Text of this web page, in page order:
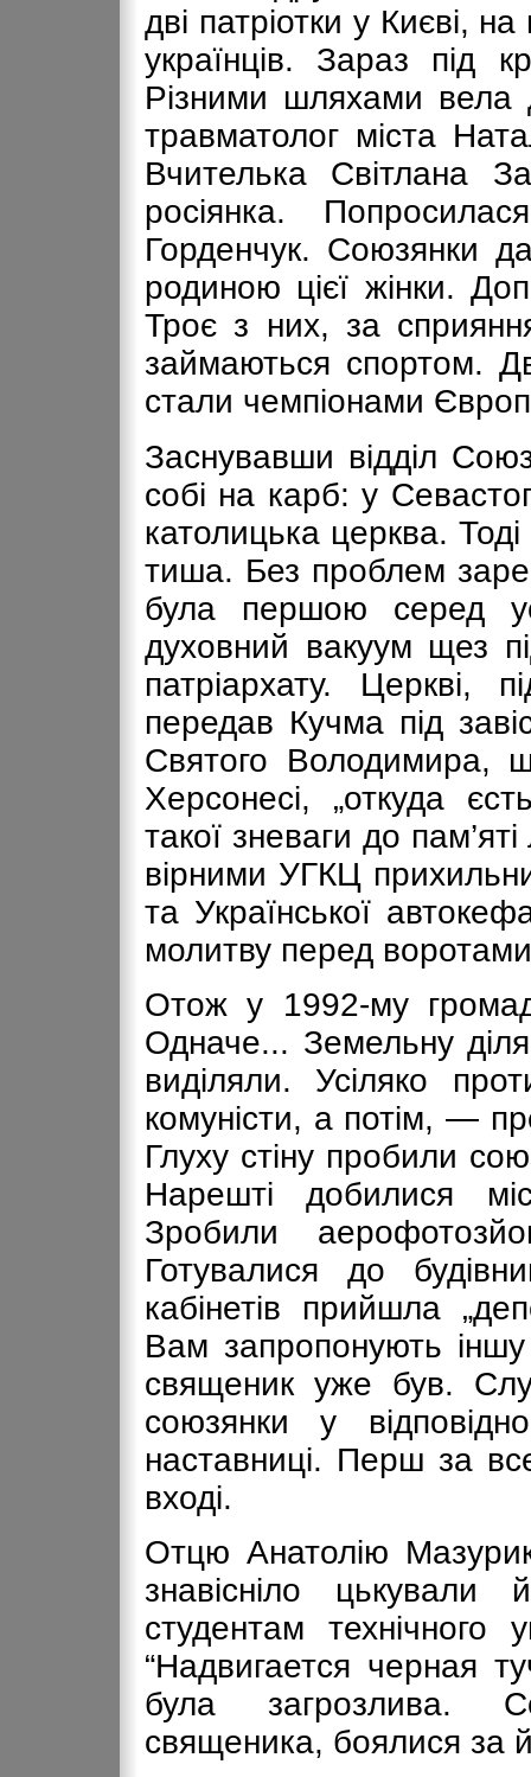
дві патріотки у Києві,
українців. Зараз під
Різними шляхами вела
травматолог міста
Вчителька Світлана
росіянка.
Горденчук. Союзянки
родиною цієї жінки.
Троє з них, за
займаються спортом.
стали чемпіонами
Заснувавши відділ
собі на карб: у
католицька церква.
тиша. Без проблем
була першою серед
духовний вакуум щез
патріархату. Церкві,
передав Кучма під
Святого Володимира,
Херсонесі, „откуда
такої зневаги до
вірними УГКЦ
та Української
молитву перед воротами
Отож у 1992-му
Одначе... Земельну
виділяли. Усіляко
комуністи, а потім, —
Глуху стіну пробили
Нарешті добилися
Зробили
Готувалися до
кабінетів прийшла
Вам запропонують
священик уже був.
союзянки у
наставниці. Перш за
вході.
Отцю Анатолію
знавісніло
студентам технічного
“Надвигается черная
була загрозлива.
священика, боялися за